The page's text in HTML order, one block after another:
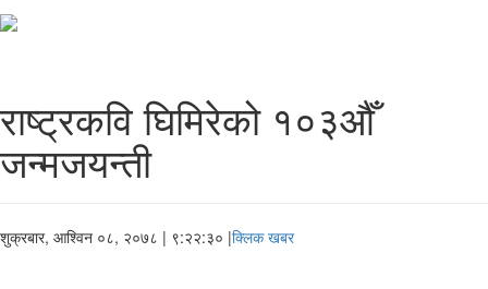
राष्ट्रकवि घिमिरेको १०३औँ
जन्मजयन्ती
शुक्रबार, आश्विन ०८, २०७८ | ९:२२:३० |क्लिक खबर